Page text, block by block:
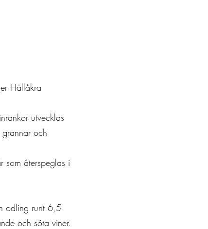
Hällåkra
utvecklas
och
som återspeglas i
odling runt 6,5
och söta viner.